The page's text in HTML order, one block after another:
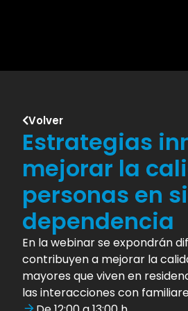
Volver
Estrategias
mejorar la
personas en
dependencia
En la webinar se expondrán
contribuyen a mejorar la
mayores que viven en
las interacciones con